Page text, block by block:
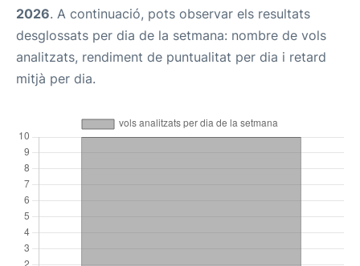
2026. A continuació, pots observar els resultats
desglossats per dia de la setmana: nombre de vols
analitzats, rendiment de puntualitat per dia i retard
mitjà per dia.